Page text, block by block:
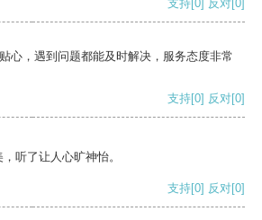
支持[0] 反对[0]
心，遇到问题都能及时解决，服务态度非常
支持[0] 反对[0]
听了让人心旷神怡。
支持[0] 反对[0]